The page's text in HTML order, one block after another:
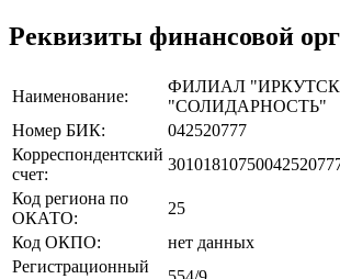
Реквизиты финансовой
Наименование:
ФИЛИАЛ
"СОЛИДАРНОСТЬ"
Номер БИК:
042520777
Корреспондентский
счет:
Код региона по
ОКАТО:
25
Код ОКПО:
нет данных
Регистрационный